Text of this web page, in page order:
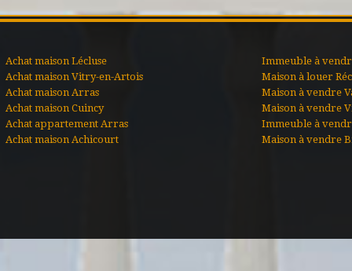
Achat maison Lécluse
Achat maison Vitry-en-Artois
Achat maison Arras
Achat maison Cuincy
Achat appartement Arras
Achat maison Achicourt
Immeuble à
Maison à louer
Maison à vendre
Maison à vendre
Immeuble à
Maison à vendre